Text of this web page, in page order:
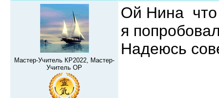
Мастер-Учитель КР2022, Мастер-
Учитель ОР
Ой Нина что
я
Надеюсь